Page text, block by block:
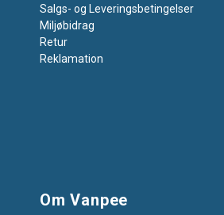
Salgs- og Leveringsbetingelser
Miljøbidrag
Retur
Reklamation
Om Vanpee